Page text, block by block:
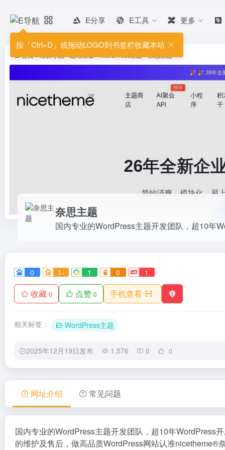
按「Ctrl+D」或拖动LOGO到书签栏收藏本站
E分享 E工具 更多
奈思主题
0 1- 1 0 1
收藏 0 点赞 0 手机查看
相关标签： WordPress主题
2025年12月19日发布 1,576 0 0
国内专业的WordPress主题开发
供有保障的维护及售后...
网址介绍 常见问题
国内专业的WordPress主题开发团队，超10年WordPress
的维护及售后，做高品质WordPress网站认准nicetheme®